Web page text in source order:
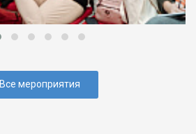
Все мероприятия